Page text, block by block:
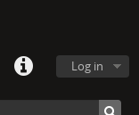
Log in